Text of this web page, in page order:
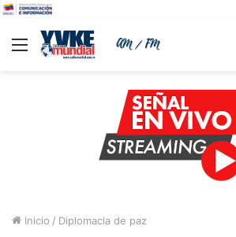
Menu
Inicio / Diplomacia de paz